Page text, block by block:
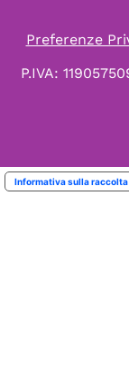
Preferenze
P.IVA:
Informativa sulla raccolta